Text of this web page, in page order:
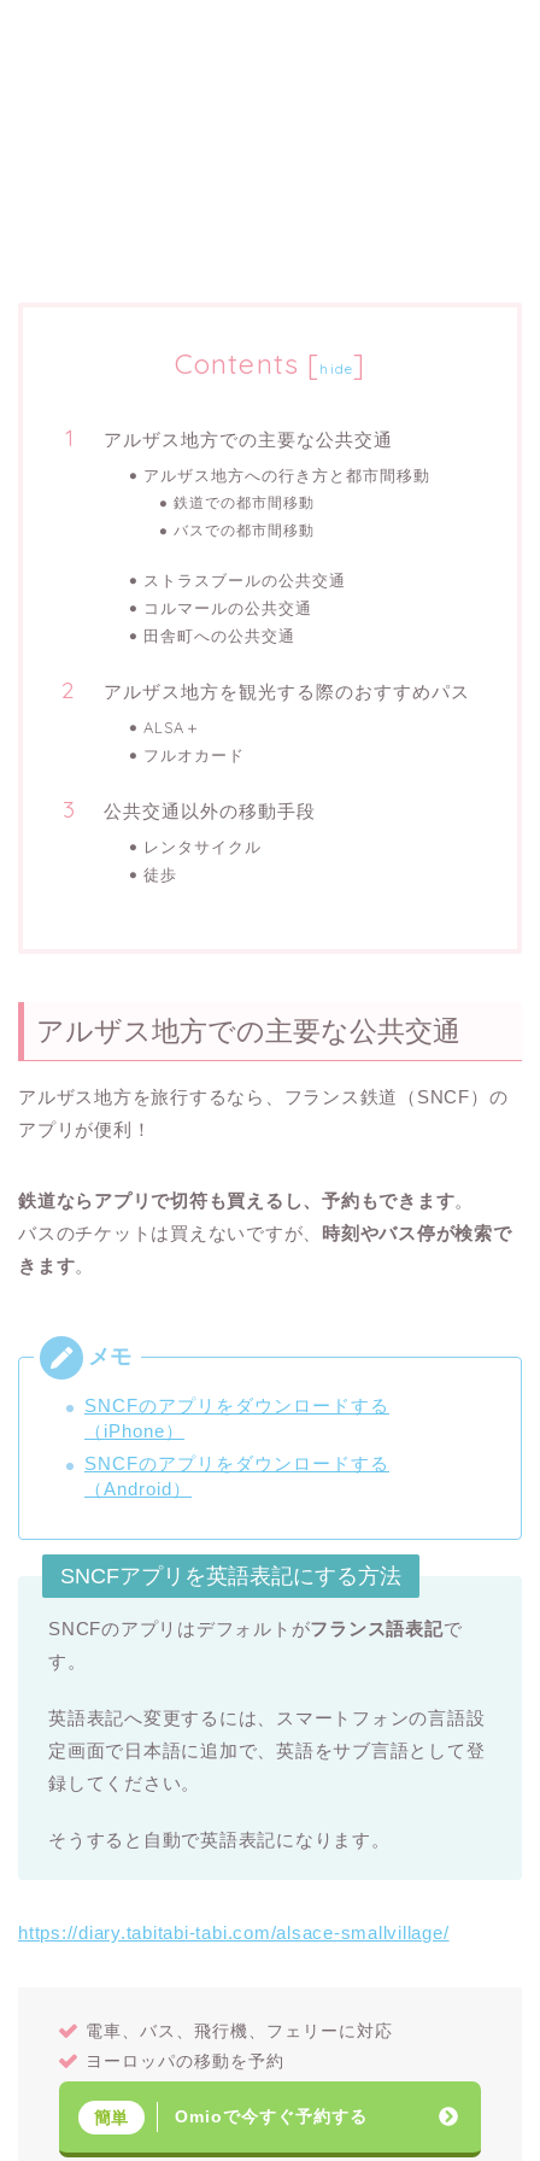
Contents [ hide]
アルザス地方での主要な公共交通
アルザス地方への行き方と都市間移動
鉄道での都市間移動
バスでの都市間移動
ストラスブールの公共交通
コルマールの公共交通
田舎町への公共交通
アルザス地方を観光する際のおすすめパス
ALSA＋
フルオカード
公共交通以外の移動手段
レンタサイクル
徒歩
アルザス地方での主要な公共交通
アルザス地方を旅行するなら、フランス鉄道（SNCF）の
アプリが便利！
鉄道ならアプリで切符も買えるし、予約もできます。
バスのチケットは買えないですが、 時刻やバス停が検索で
きます。
SNCFのアプリをダウンロードする
（iPhone）
SNCFのアプリをダウンロードする
（Android）
SNCFアプリを英語表記にする方法
SNCFのアプリはデフォルトがフランス語表記で
す。
英語表記へ変更するには、スマートフォンの言語設
定画面で日本語に追加で、英語をサブ言語として登
録してください。
そうすると自動で英語表記になります。
https://diary.tabitabi-tabi.com/alsace-smallvillage/
電車、バス、飛行機、フェリーに対応
ヨーロッパの移動を予約
簡単 Omioで今すぐ予約する